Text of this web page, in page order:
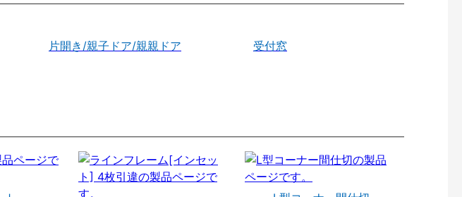
片開き/親子ドア/親親ドア 受付窓